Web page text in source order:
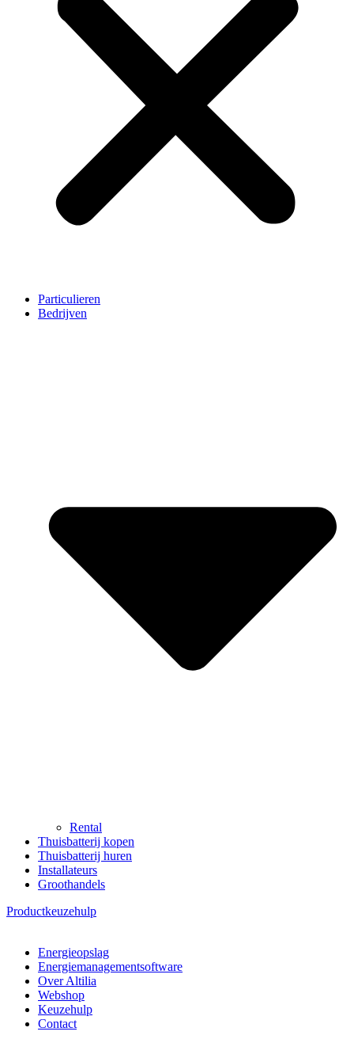
Particulieren
Bedrijven
Rental
Thuisbatterij kopen
Thuisbatterij huren
Installateurs
Groothandels
Productkeuzehulp
Energieopslag
Energiemanagementsoftware
Over Altilia
Webshop
Keuzehulp
Contact